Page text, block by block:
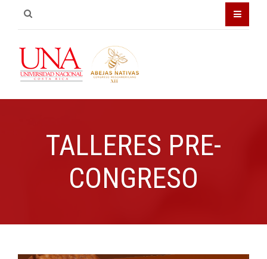
TALLERES PRE-
CONGRESO